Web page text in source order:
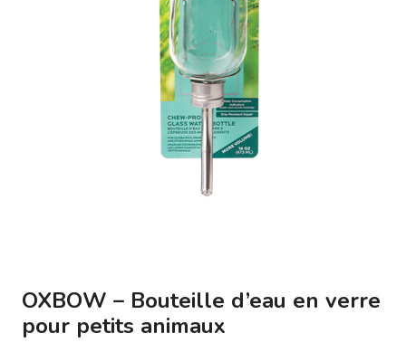
OXBOW – Bouteille d’eau en verre
pour petits animaux